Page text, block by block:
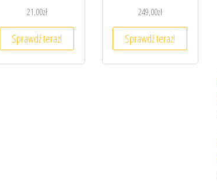
21,00zł
Sprawdź teraz!
249,00zł
Sprawdź teraz!